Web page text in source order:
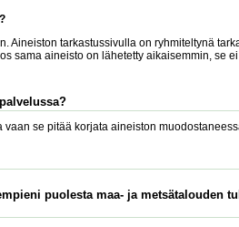
Aineiston tarkastussivulla on ryhmiteltynä
sama aineisto on lähetetty aikaisemmin, se
se pitää korjata aineiston
puolesta maa- ja metsätalouden